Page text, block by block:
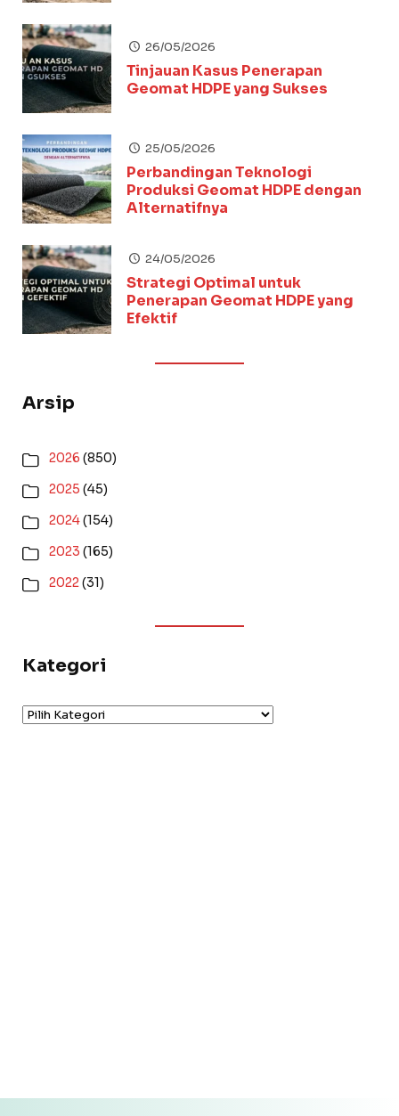
26/05/2026
Tinjauan Kasus Penerapan
Geomat HDPE yang Sukses
25/05/2026
Perbandingan Teknologi
Produksi Geomat HDPE dengan
Alternatifnya
24/05/2026
Strategi Optimal untuk
Penerapan Geomat HDPE yang
Efektif
Arsip
2026 (850)
2025 (45)
2024(154)
2023 (165)
2022(31)
Kategori
Kategori